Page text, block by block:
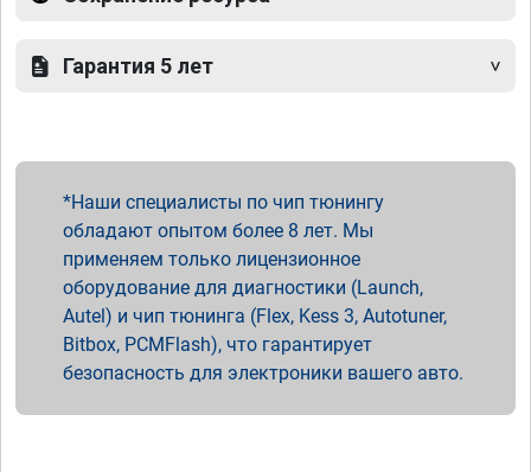
Гарантия 5 лет
Наши специалисты по чип тюнингу
обладают опытом более 8 лет. Мы
применяем только лицензионное
оборудование для диагностики (Launch,
Autel) и чип тюнинга (Flex, Kess 3, Autotuner,
Bitbox, PCMFlash), что гарантирует
безопасность для электроники вашего авто.